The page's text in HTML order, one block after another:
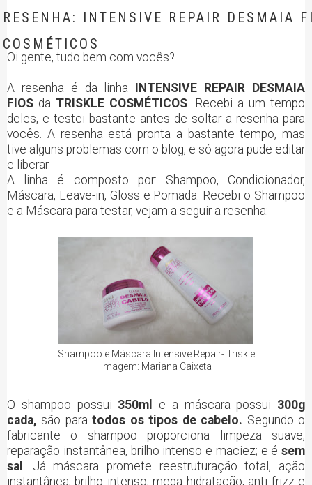
RESENHA: INTENSIVE REPAIR DESMAIA
COSMÉTICOS
Oi gente, tudo bem com vocês?
A resenha é da linha
INTENSIVE REPAIR DESMAIA
FIOS da TRISKLE COSMÉTICOS. Recebi a um tempo
deles, e testei bastante antes de soltar a resenha para
vocês. A resenha está pronta a bastante tempo, mas
tive alguns problemas com o blog, e só agora pude editar
e liberar.
A linha é composto por: Shampoo, Condicionador,
Máscara, Leave-in, Gloss e Pomada. Recebi o Shampoo
e a Máscara para testar, vejam a seguir a resenha:
Shampoo e Máscara Intensive Repair- Triskle
Imagem: Mariana Caixeta
O shampoo possui 350ml e a máscara possui 300g
cada, são paratodos os tipos de cabelo. Segundo o
fabricante o shampoo proporciona limpeza suave,
reparação instantânea, brilho intenso e maciez; e é sem
sal
. Já máscara promete reestruturação total, ação
instantânea, brilho intenso, mega hidratação, anti frizz e